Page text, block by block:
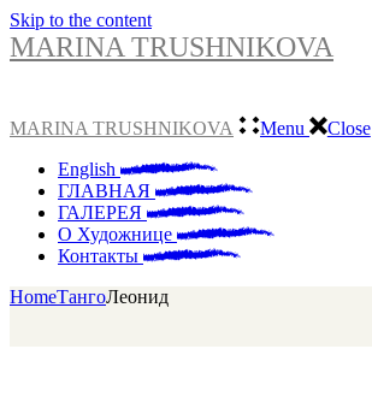
Skip to the content
MARINA TRUSHNIKOVA
MARINA TRUSHNIKOVA Menu
Close
English
ГЛАВНАЯ
ГАЛЕРЕЯ
О Художнице
Контакты
HomeТангоЛеонид